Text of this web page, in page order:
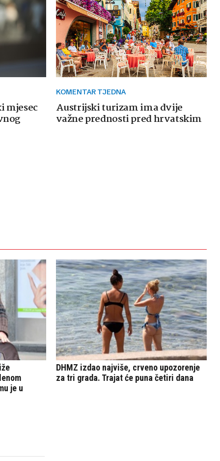
mjesec
KOMENTAR TJEDNA
Austrijski turizam ima dvije
važne prednosti pred hrvatskim